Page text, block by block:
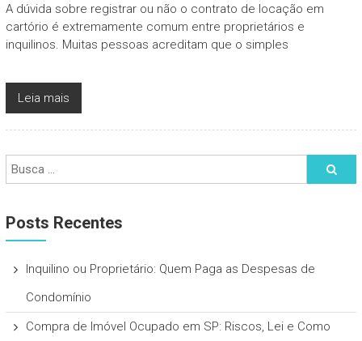
A dúvida sobre registrar ou não o contrato de locação em
cartório é extremamente comum entre proprietários e
inquilinos. Muitas pessoas acreditam que o simples
Leia mais
Posts Recentes
Inquilino ou Proprietário: Quem Paga as Despesas de
Condomínio
Compra de Imóvel Ocupado em SP: Riscos, Lei e Como